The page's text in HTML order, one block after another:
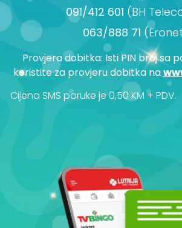
091/412 601 (BH
063/888 71
Provjera dobitka: Isti PIN broj sa
koristite za provjeru dobitka na
Cijena SMS poruke je 0,50 KM + PDV.